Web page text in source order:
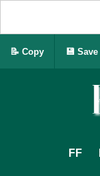
FF
📝 Copy 💾 Save